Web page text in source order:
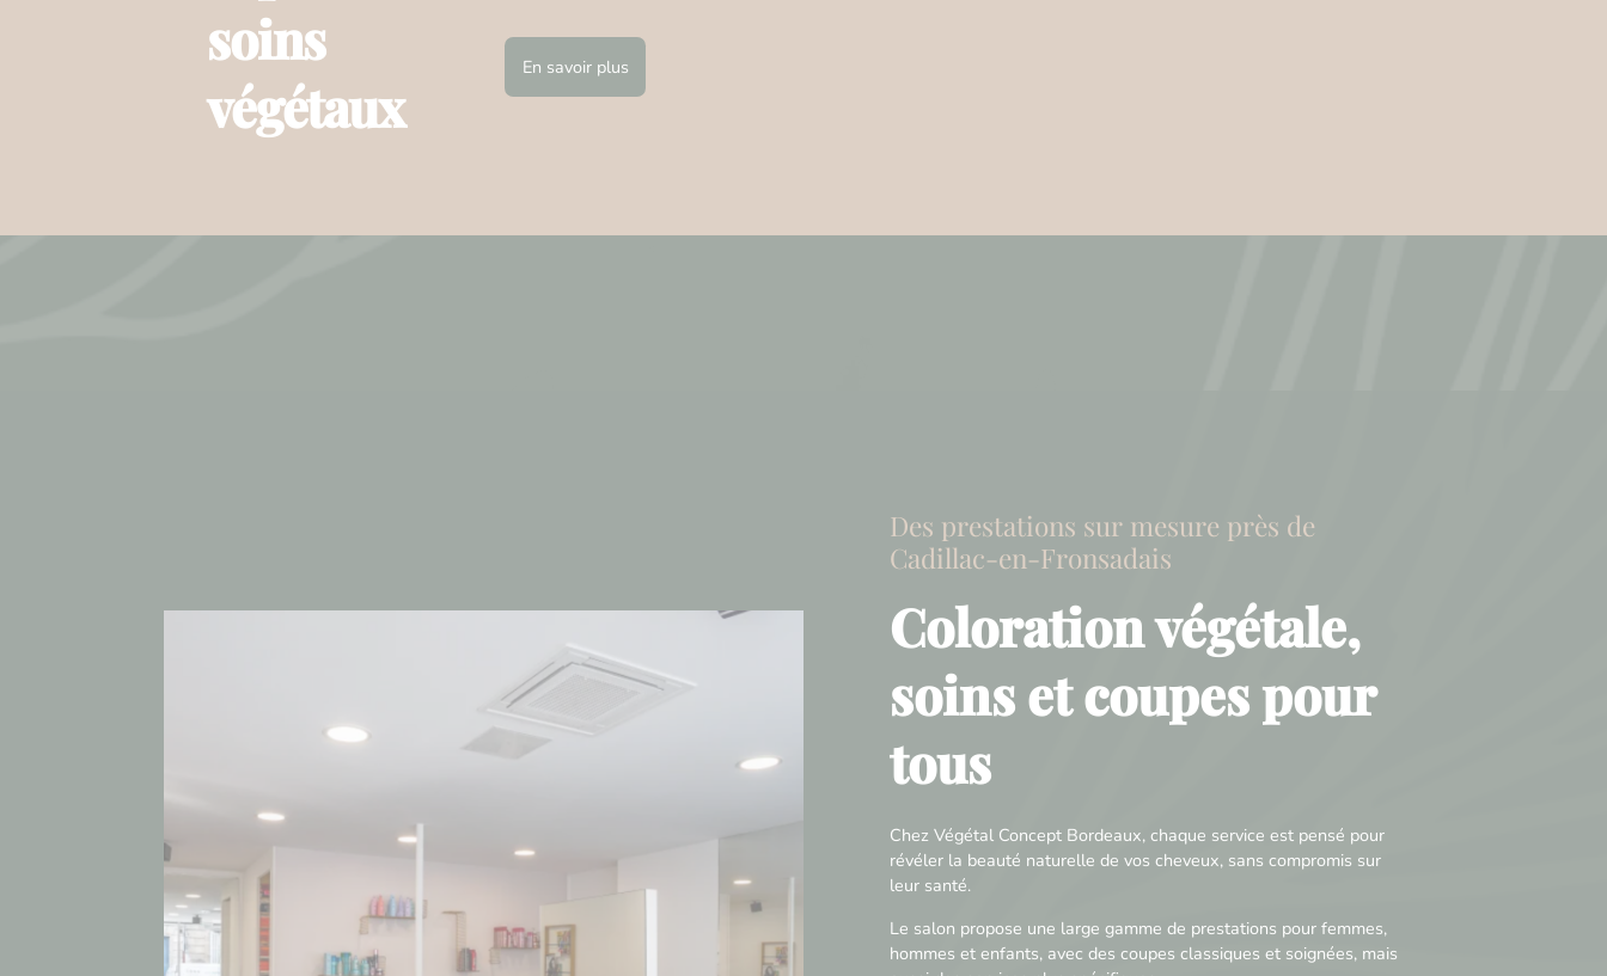
soins
végétaux
En savoir plus
Des prestations sur mesure près de
Cadillac-en-Fronsadais
Coloration végétale,
soins et coupes pour
tous
Chez Végétal Concept Bordeaux, chaque service est pensé pour
révéler la beauté naturelle de vos cheveux, sans compromis sur
leur santé.
Le salon propose une large gamme de prestations pour femmes,
hommes et enfants, avec des coupes classiques et soignées, mais